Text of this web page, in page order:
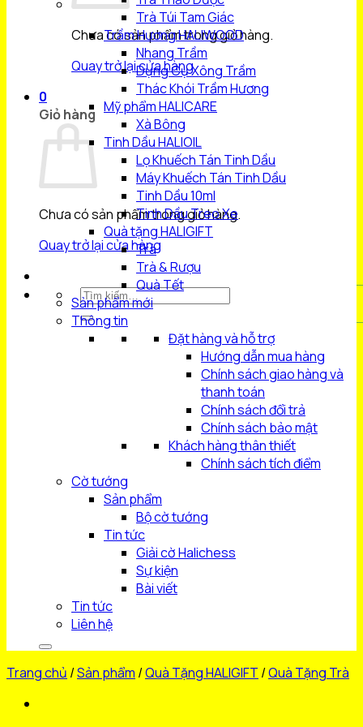
Chưa có sản phẩm trong giỏ hàng.
Quay trở lại cửa hàng
0
Giỏ hàng
Chưa có sản phẩm trong giỏ hàng.
Quay trở lại cửa hàng
Tìm
kiếm:
Trà Túi Tam Giác
Trầm Hương HALIWOOD
Nhang Trầm
Dụng Cụ Xông Trầm
Thác Khói Trầm Hương
Mỹ phẩm HALICARE
Xà Bông
Tinh Dầu HALIOIL
Lọ Khuếch Tán Tinh Dầu
Máy Khuếch Tán Tinh Dầu
Tinh Dầu 10ml
Tinh Dầu Treo Xe
Quà tặng HALIGIFT
Trà
Trà & Rượu
Quà Tết
Sản phẩm mới
Thông tin
Đặt hàng và hỗ trợ
Hướng dẫn mua hàng
Chính sách giao hàng và
thanh toán
Chính sách đổi trả
Chính sách bảo mật
Khách hàng thân thiết
Chính sách tích điểm
Cờ tướng
Sản phẩm
Bộ cờ tướng
Tin tức
Giải cờ Halichess
Sự kiện
Bài viết
Tin tức
Liên hệ
Trang chủ /Sản phẩm /Quà Tặng HALIGIFT /Quà Tặng Trà